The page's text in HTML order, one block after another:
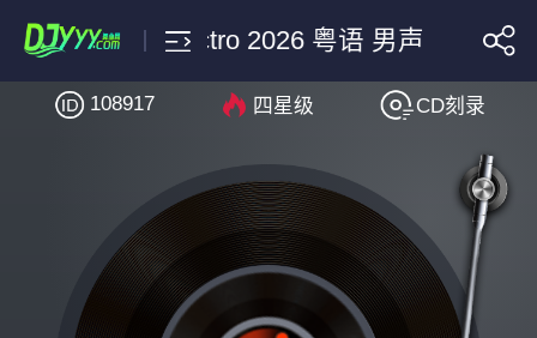
搜索
长城-Dj小九 Electro 2026 粤语 男声
108917 四星级 CD刻录